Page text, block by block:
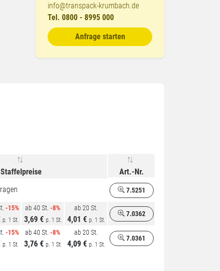
info@transpack-krumbach.de
Tel. 0800 - 8995 000
Anfrage starten
Staffelpreise
Art.-Nr.
7.5251
-15%
p. 1 St.
ab 40 St. -8%
3,69 € p. 1 St.
ab 20 St.
4,01 € p. 1 St.
7.0362
-15%
p. 1 St.
ab 40 St. -8%
3,76 € p. 1 St.
ab 20 St.
4,09 € p. 1 St.
7.0361